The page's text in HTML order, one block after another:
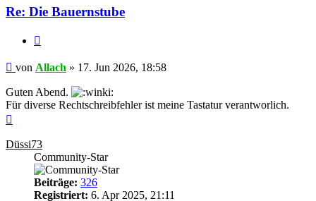
Re: Die Bauernstube
Beitrag
von Allach » 17. Jun 2026, 18:58
Guten Abend.
Für diverse Rechtschreibfehler ist meine Tastatur verantworlich.
Düssi73
Community-Star
Beiträge: 326
Registriert: 6. Apr 2025, 21:11